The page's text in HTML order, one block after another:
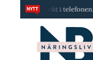
telefonen. En hel depå i